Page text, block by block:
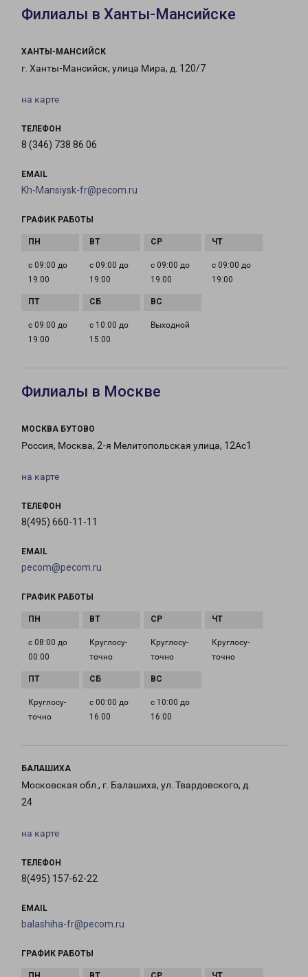
Филиалы в Ханты-Мансийске
ХАНТЫ-МАНСИЙСК
г. Ханты-Мансийск, улица Мира, д. 120/7
на карте
ТЕЛЕФОН
8 (346) 738 86 06
EMAIL
Kh-Mansiysk-fr@pecom.ru
ГРАФИК РАБОТЫ
с 09:00 до
19:00
с 09:00 до
19:00
с 09:00 до
19:00
с 09:00 до
19:00
с 09:00 до
19:00
с 10:00 до
15:00
Выходной
Филиалы в Москве
МОСКВА БУТОВО
Россия, Москва, 2-я Мелитопольская улица, 12Ас1
на карте
ТЕЛЕФОН
8(495) 660-11-11
EMAIL
pecom@pecom.ru
ГРАФИК РАБОТЫ
с 08:00 до
00:00
Круглосу­
точно
Круглосу­
точно
Круглосу­
точно
Круглосу­
точно
с 00:00 до
16:00
с 10:00 до
16:00
БАЛАШИХА
Московская обл., г. Балашиха, ул. Твардовского, д.
24
на карте
ТЕЛЕФОН
8(495) 157-62-22
EMAIL
balashiha-fr@pecom.ru
ГРАФИК РАБОТЫ